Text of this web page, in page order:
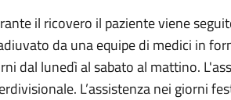
il ricovero il paziente viene
da una equipe di medici in
dal lunedì al sabato al mattino.
L’assistenza nei giorni